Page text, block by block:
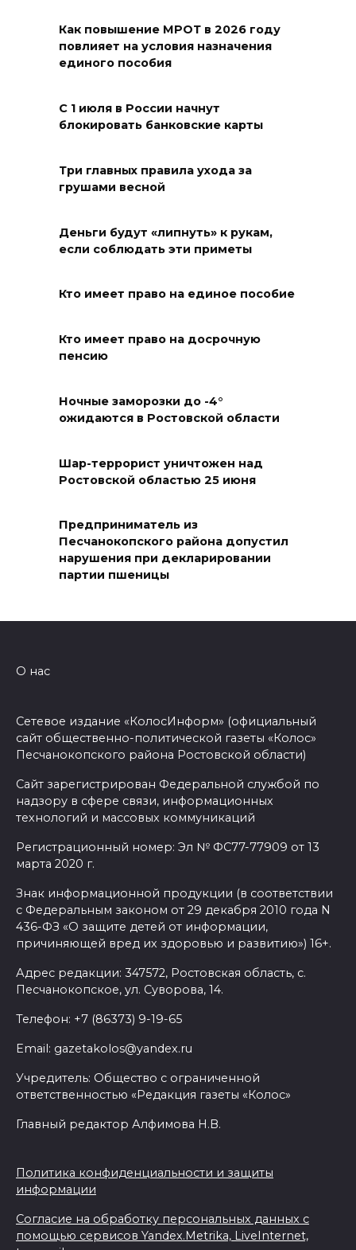
Молодые инженеры
05 августа 2026 18:32
По пути к большой трассе
Футбольный разгром в Кубке
05 августа 2026 18:30
05 августа 2026 18:29
Подготовка к школе
Жеребьевка политических
05 августа 2026 18:25
режиме
05 августа 2026 18:21
откроются в Ростовской
этапа премии
#МЫВМЕСТЕ-2026 на Дону
победителями признаны 29
проектов
05 августа 2026 18:06
К соглашению о наблюдении
присоединились 8 партий
05 августа 2026 18:04
Ростовский врач подготовил
памятку по действиям при
Регистрация открыта:
фестиваль инклюзивного
добровольчества «Я
05 августа 2026 17:20
Донская инициатива:
получать лечебное питание
Как повышение МРОТ в 2026 году
повлияет на условия назначения
единого пособия
С 1 июля в России начнут
блокировать банковские карты
Три главных правила ухода за
грушами весной
Деньги будут «липнуть» к рукам,
если соблюдать эти приметы
Кто имеет право на единое пособие
Кто имеет право на досрочную
пенсию
Ночные заморозки до -4°
ожидаются в Ростовской области
Шар-террорист уничтожен над
Ростовской областью 25 июня
Предприниматель из
Песчанокопского района допустил
нарушения при декларировании
партии пшеницы
О нас
Сетевое издание «КолосИнформ» (официальный
сайт общественно-политической газеты «Колос»
Песчанокопского района Ростовской области)
Сайт зарегистрирован Федеральной службой по
надзору в сфере связи, информационных
технологий и массовых коммуникаций
Регистрационный номер: Эл № ФС77-77909 от 13
марта 2020 г.
Знак информационной продукции (в соответствии
с Федеральным законом от 29 декабря 2010 года N
436-ФЗ «О защите детей от информации,
причиняющей вред их здоровью и развитию») 16+.
Адрес редакции: 347572, Ростовская область, с.
Песчанокопское, ул. Суворова, 14.
Телефон: +7 (86373) 9-19-65
Email: gazetakolos@yandex.ru
Учредитель: Общество с ограниченной
ответственностью «Редакция газеты «Колос»
Главный редактор Алфимова Н.В.
Политика конфиденциальности и защиты
информации
Согласие на обработку персональных данных с
помощью сервисов Yandex.Metrika, LiveInternet,